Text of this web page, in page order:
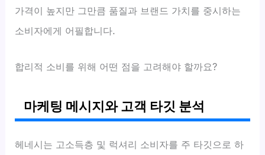
가격이 높지만 그만큼 품질과 브랜드 가치를 중시하는
소비자에게 어필합니다.
합리적 소비를 위해 어떤 점을 고려해야 할까요?
마케팅 메시지와 고객 타깃 분석
헤네시는 고소득층 및 럭셔리 소비자를 주 타깃으로 하